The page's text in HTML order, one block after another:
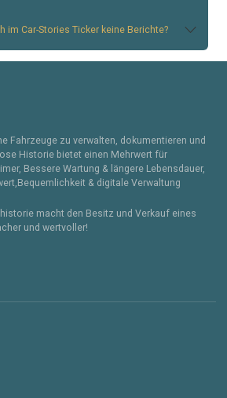
im Car-Stories Ticker keine Berichte?
Fahrzeuge zu verwalten, dokumentieren und
Historie bietet einen Mehrwert für
Bessere Wartung & längere Lebensdauer,
& digitale Verwaltung
macht den Besitz und Verkauf eines
und wertvoller!